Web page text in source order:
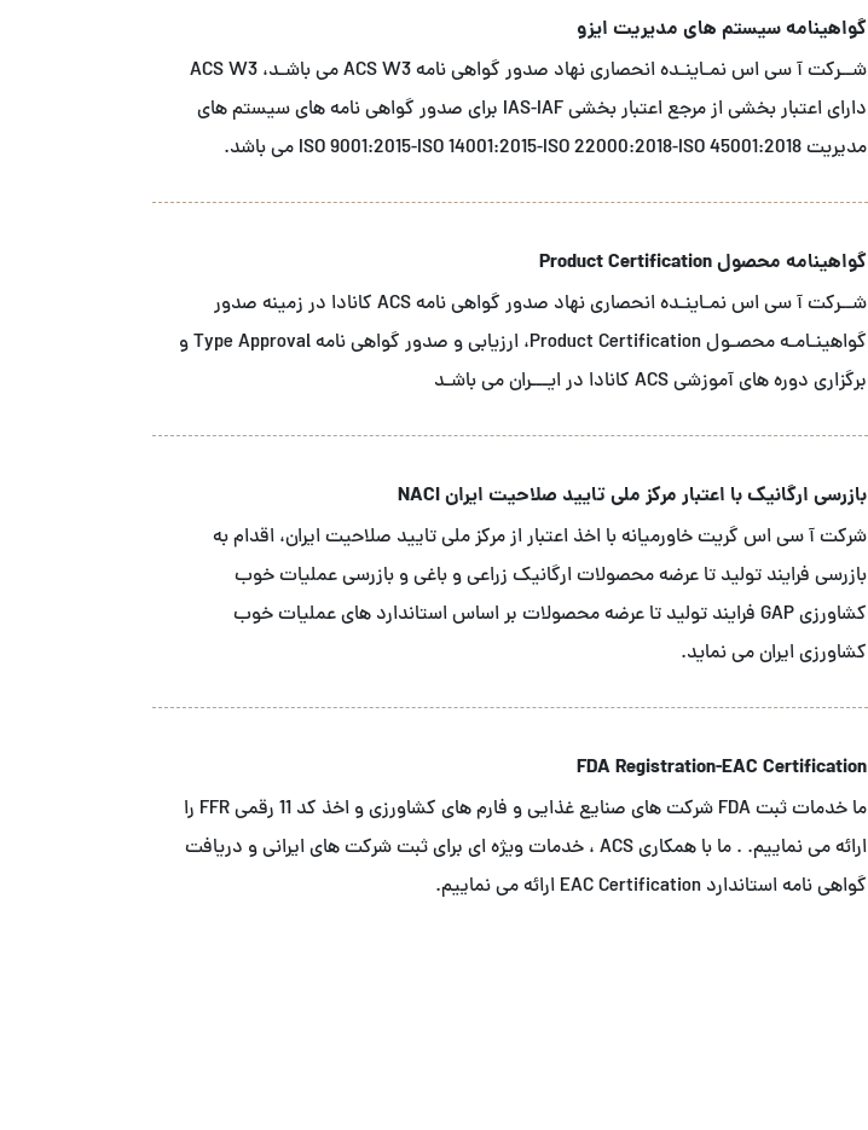
گواهینامه سیستم های مدیریت ایزو
شــرکت آ سی اس نمـاینـده انحصاری نهاد صدور گواهی نامه ACS W3 می باشـد، ACS W3
دارای اعتبار بخشی از مرجع اعتبار بخشی IAS-IAF برای صدور گواهی نامه های سیستم های
مدیریت ISO 9001:2015-ISO 14001:2015-ISO 22000:2018-ISO 45001:2018 می باشد.
گواهینامه محصول Product Certification
شــرکت آ سی اس نمـاینـده انحصاری نهاد صدور گواهی نامه ACS کانادا در زمینه صدور
گواهینـامـه محصـول Product Certification، ارزیابی و صدور گواهی نامه Type Approval و
برگزاری دوره های آموزشی ACS کانادا در ایـــران می باشـد
بازرسی ارگانیک با اعتبار مرکز ملی تایید صلاحیت ایران NACI
شرکت آ سی اس گریت خاورمیانه با اخذ اعتبار از مرکز ملی تایید صلاحیت ایران، اقدام به
بازرسی فرایند تولید تا عرضه محصولات ارگانیک زراعی و باغی و بازرسی عملیات خوب
کشاورزی GAP فرایند تولید تا عرضه محصولات بر اساس استاندارد های عملیات خوب
کشاورزی ایران می نماید.
FDA Registration-EAC Certification
ما خدمات ثبت FDA شرکت های صنایع غذایی و فارم های کشاورزی و اخذ کد 11 رقمی FFR را
ارائه می نماییم. . ما با همکاری ACS ، خدمات ویژه ای برای ثبت شرکت های ایرانی و دریافت
گواهی نامه استاندارد EAC Certification ارائه می نماییم.